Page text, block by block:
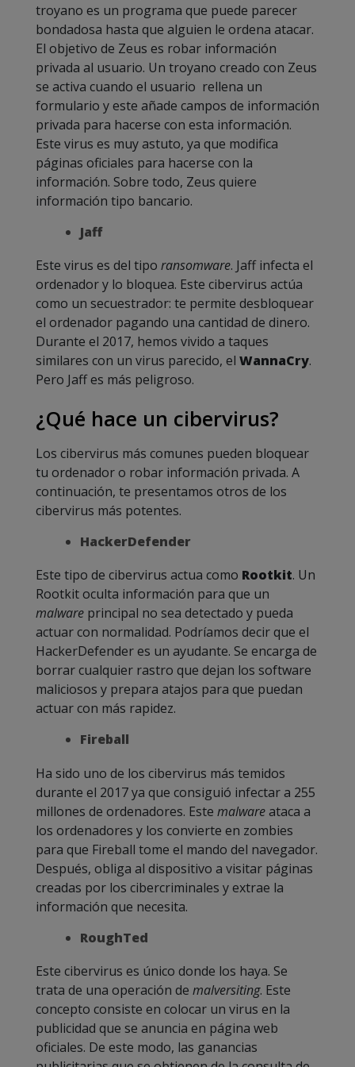
troyano es un programa que puede parecer
bondadosa hasta que alguien le ordena atacar.
El objetivo de Zeus es robar información
privada al usuario. Un troyano creado con Zeus
se activa cuando el usuario rellena un
formulario y este añade campos de información
privada para hacerse con esta información.
Este virus es muy astuto, ya que modifica
páginas oficiales para hacerse con la
información. Sobre todo, Zeus quiere
información tipo bancario.
Jaff
Este virus es del tipo ransomware. Jaff infecta el
ordenador y lo bloquea. Este cibervirus actúa
como un secuestrador: te permite desbloquear
el ordenador pagando una cantidad de dinero.
Durante el 2017, hemos vivido a taques
similares con un virus parecido, el WannaCry.
Pero Jaff es más peligroso.
¿Qué hace un cibervirus?
Los cibervirus más comunes pueden bloquear
tu ordenador o robar información privada. A
continuación, te presentamos otros de los
cibervirus más potentes.
HackerDefender
Este tipo de cibervirus actua como Rootkit. Un
Rootkit oculta información para que un
malware principal no sea detectado y pueda
actuar con normalidad. Podríamos decir que el
HackerDefender es un ayudante. Se encarga de
borrar cualquier rastro que dejan los software
maliciosos y prepara atajos para que puedan
actuar con más rapidez.
Fireball
Ha sido uno de los cibervirus más temidos
durante el 2017 ya que consiguió infectar a 255
millones de ordenadores. Este malwareataca a
los ordenadores y los convierte en zombies
para que Fireball tome el mando del navegador.
Después, obliga al dispositivo a visitar páginas
creadas por los cibercriminales y extrae la
información que necesita.
RoughTed
Este cibervirus es único donde los haya. Se
trata de una operación de malversiting. Este
concepto consiste en colocar un virus en la
publicidad que se anuncia en página web
oficiales. De este modo, las ganancias